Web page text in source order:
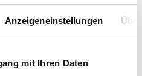
Anzeigeneinstellungen
mit Ihren Daten
70 Minuten beherrscht,
kommen. Ich habe
auf die Offensive. So
tritt man nicht